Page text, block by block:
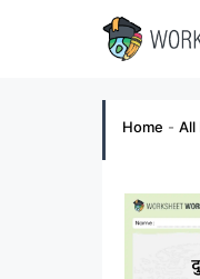
Home - All